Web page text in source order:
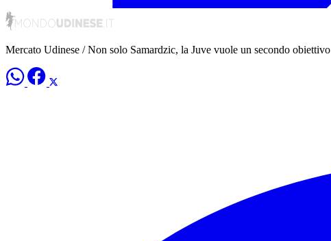
Mercato Udinese / Non solo Samardzic, la Juve vuole un secondo obiettivo